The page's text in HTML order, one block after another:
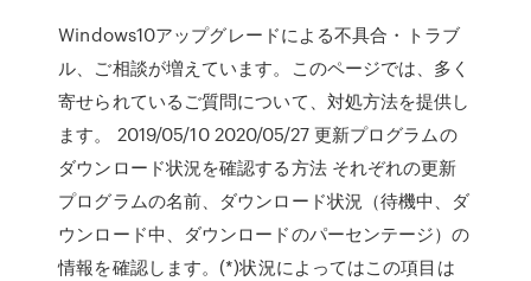
Windows10アップグレードによる不具合・トラブ
ル、ご相談が増えています。このページでは、多く
寄せられているご質問について、対処方法を提供し
ます。 2019/05/10 2020/05/27 更新プログラムの
ダウンロード状況を確認する方法 それぞれの更新
プログラムの名前、ダウンロード状況（待機中、ダ
ウンロード中、ダウンロードのパーセンテージ）の
情報を確認します。(*)状況によってはこの項目は